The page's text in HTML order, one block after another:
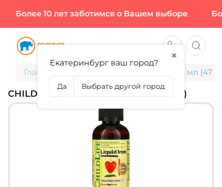
Более 10 лет заботимся о Вашем выборе
Главная ChildLife, Iron, 118 мл (47
CHILDLIFE, IRON, 118 МЛ (47 ПОРЦИЙ)
✖
Екатеринбург ваш город?
Да Выбрать другой город